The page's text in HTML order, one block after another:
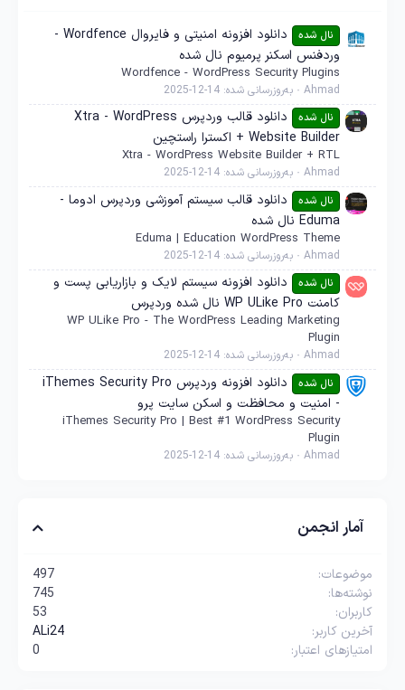
نال شده
دانلود افزونه امنیتی و فایروال Wordfence -
وردفنس اسکنر پرمیوم نال شده
Wordfence - WordPress Security Plugins
Ahmad به‌روزرسانی شده: 2025-12-14
نال شده
دانلود قالب وردپرس Xtra - WordPress
Website Builder + اکسترا راستچین
Xtra - WordPress Website Builder + RTL
Ahmad به‌روزرسانی شده: 2025-12-14
نال شده
دانلود قالب سیستم آموزشی وردپرس ادوما -
Eduma نال شده
Eduma | Education WordPress Theme
Ahmad به‌روزرسانی شده: 2025-12-14
نال شده
دانلود افزونه سیستم لایک و بازاریابی پست و
کامنت WP ULike Pro نال شده وردپرس
WP ULike Pro - The WordPress Leading Marketing
Plugin
Ahmad به‌روزرسانی شده: 2025-12-14
نال شده
دانلود افزونه وردپرس iThemes Security Pro
- امنیت و محافظت و اسکن سایت پرو
iThemes Security Pro | Best #1 WordPress Security
Plugin
Ahmad به‌روزرسانی شده: 2025-12-14
آمار انجمن
موضوعات
497
نوشته‌ها
745
کاربران
53
آخرین کاربر
ALi24
امتیازهای اعتبار
0